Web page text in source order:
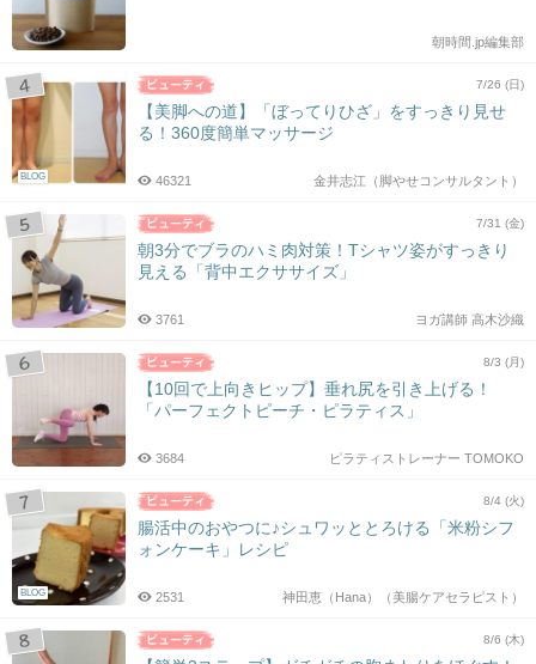
朝時間.jp編集部
BLOG
7/26 (日)
【美脚への道】「ぼってりひざ」をすっきり見せ
る！360度簡単マッサージ
金井志江（脚やせコンサルタント）
46321
7/31 (金)
朝3分でブラのハミ肉対策！Tシャツ姿がすっきり
見える「背中エクササイズ」
ヨガ講師 高木沙織
3761
8/3 (月)
【10回で上向きヒップ】垂れ尻を引き上げる！
「パーフェクトピーチ・ピラティス」
ピラティストレーナー TOMOKO
3684
BLOG
8/4 (火)
腸活中のおやつに♪シュワッととろける「米粉シフ
ォンケーキ」レシピ
神田恵（Hana）（美腸ケアセラピスト）
2531
8/6 (木)